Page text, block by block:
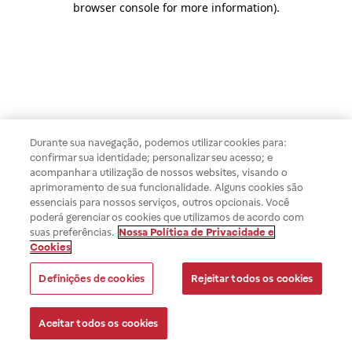
browser console for more information).
Durante sua navegação, podemos utilizar cookies para:
confirmar sua identidade; personalizar seu acesso; e
acompanhar a utilização de nossos websites, visando o
aprimoramento de sua funcionalidade. Alguns cookies são
essenciais para nossos serviços, outros opcionais. Você
poderá gerenciar os cookies que utilizamos de acordo com
suas preferências. Nossa Política de Privacidade e
Cookies
Definições de cookies Rejeitar todos os cookies
Aceitar todos os cookies